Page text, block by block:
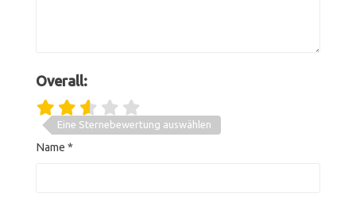
Overall:
Eine Sternebewertung auswählen
Name *